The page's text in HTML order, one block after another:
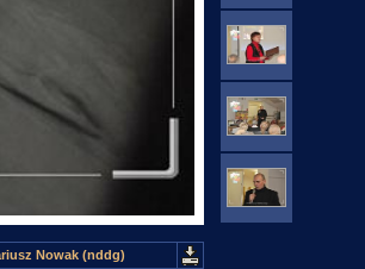
Nowak (nddg)